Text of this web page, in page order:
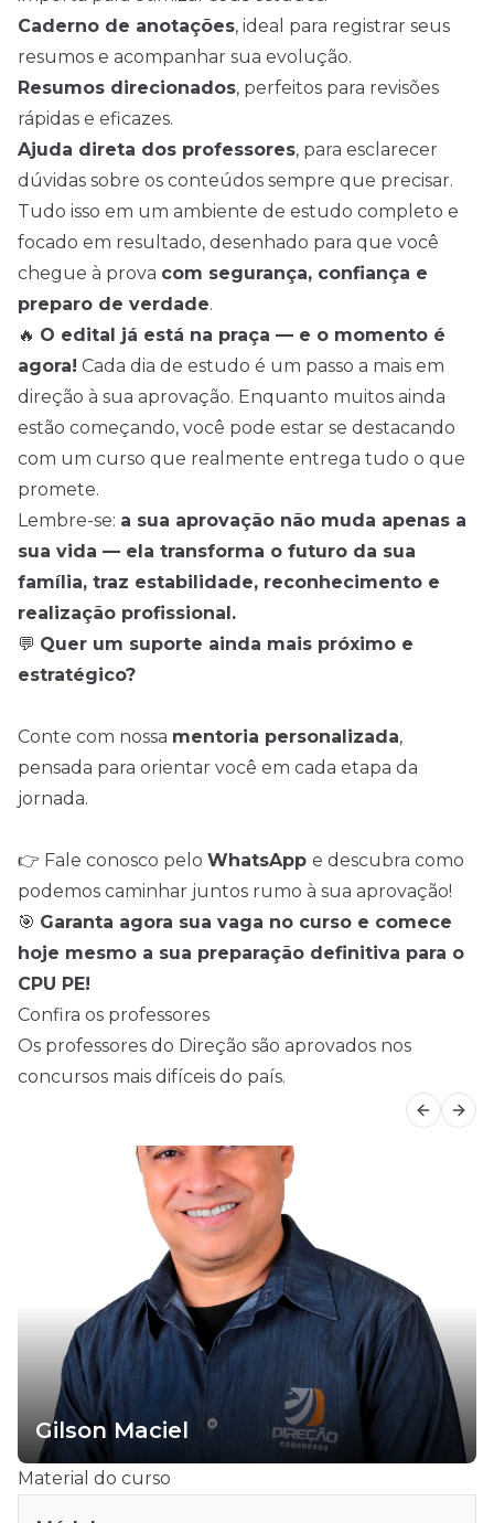
Caderno de anotações, ideal para registrar seus
resumos e acompanhar sua evolução.
Resumos direcionados, perfeitos para revisões
rápidas e eficazes.
Ajuda direta dos professores, para esclarecer
dúvidas sobre os conteúdos sempre que precisar.
Tudo isso em um ambiente de estudo completo e
focado em resultado, desenhado para que você
chegue à prova com segurança, confiança e
preparo de verdade.
🔥 O edital já está na praça — e o momento é
agora! Cada dia de estudo é um passo a mais em
direção à sua aprovação. Enquanto muitos ainda
estão começando, você pode estar se destacando
com um curso que realmente entrega tudo o que
promete.
Lembre-se: a sua aprovação não muda apenas a
sua vida — ela transforma o futuro da sua
família, traz estabilidade, reconhecimento e
realização profissional.
💬 Quer um suporte ainda mais próximo e
estratégico?
Conte com nossa mentoria personalizada,
pensada para orientar você em cada etapa da
jornada.
👉 Fale conosco pelo WhatsApp e descubra como
podemos caminhar juntos rumo à sua aprovação!
🎯 Garanta agora sua vaga no curso e comece
hoje mesmo a sua preparação definitiva para o
CPU PE!
Confira os professores
Os professores do Direção são aprovados nos
concursos mais difíceis do país.
Igor Cintra
Material do curso